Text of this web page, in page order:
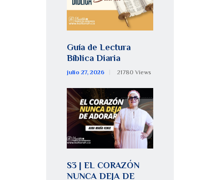
Guía de Lectura
Bíblica Diaria
julio 27, 2026 21780 Views
S3 | EL CORAZÓN
NUNCA DEJA DE